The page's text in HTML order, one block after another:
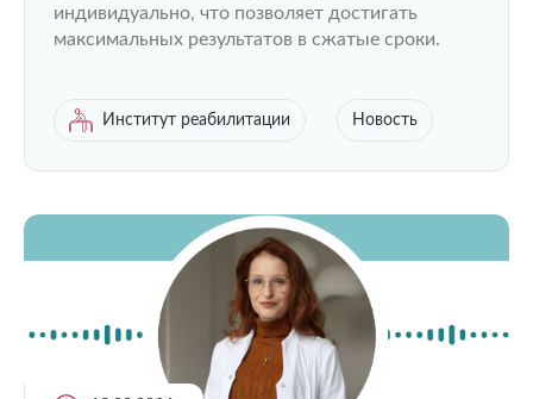
индивидуально, что позволяет достигать
максимальных результатов в сжатые сроки.
Институт реабилитации Новость